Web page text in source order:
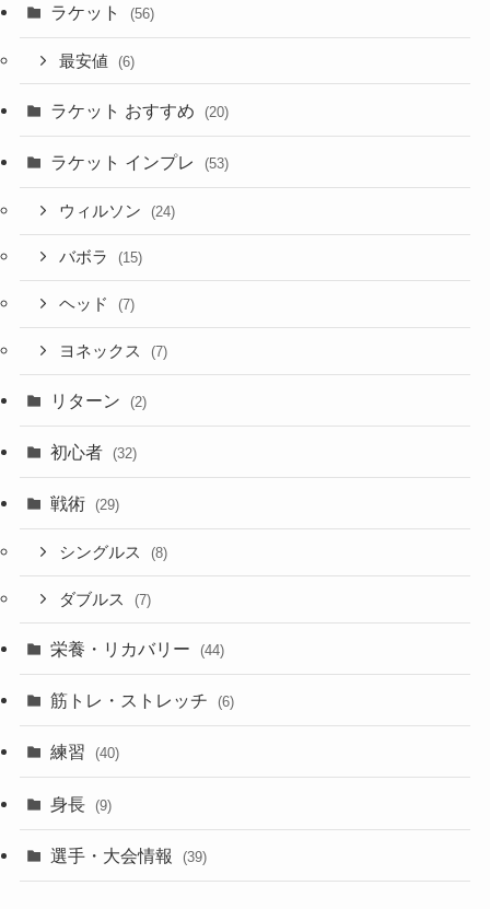
ラケット (56)
最安値 (6)
ラケット おすすめ (20)
ラケット インプレ (53)
ウィルソン (24)
バボラ (15)
ヘッド (7)
ヨネックス (7)
リターン (2)
初心者 (32)
戦術 (29)
シングルス (8)
ダブルス (7)
栄養・リカバリー (44)
筋トレ・ストレッチ (6)
練習 (40)
身長 (9)
選手・大会情報 (39)